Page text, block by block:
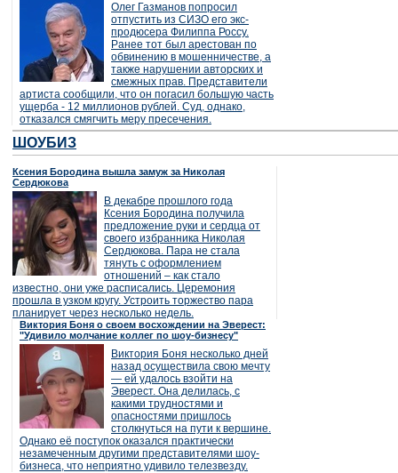
Олег Газманов попросил
отпустить из СИЗО его экс-
продюсера Филиппа Россу.
Ранее тот был арестован по
обвинению в мошенничестве, а
также нарушении авторских и
смежных прав. Представители
артиста сообщили, что он погасил большую часть
ущерба - 12 миллионов рублей. Суд, однако,
отказался смягчить меру пресечения.
ШОУБИЗ
Ксения Бородина вышла замуж за Николая
Сердюкова
В декабре прошлого года
Ксения Бородина получила
предложение руки и сердца от
своего избранника Николая
Сердюкова. Пара не стала
тянуть с оформлением
отношений – как стало
известно, они уже расписались. Церемония
прошла в узком кругу. Устроить торжество пара
планирует через несколько недель.
Виктория Боня о своем восхождении на Эверест:
"Удивило молчание коллег по шоу-бизнесу"
Виктория Боня несколько дней
назад осуществила свою мечту
— ей удалось взойти на
Эверест. Она делилась, с
какими трудностями и
опасностями пришлось
столкнуться на пути к вершине.
Однако её поступок оказался практически
незамеченным другими представителями шоу-
бизнеса, что неприятно удивило телезвезду.